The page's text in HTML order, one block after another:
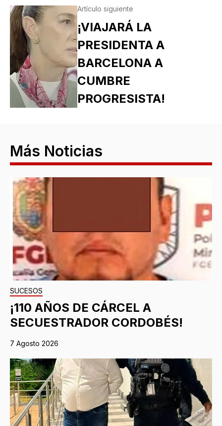
Artículo siguiente
¡VIAJARÁ LA
PRESIDENTA A
BARCELONA A
CUMBRE
PROGRESISTA!
Más Noticias
SUCESOS
¡110 AÑOS DE CÁRCEL A
SECUESTRADOR CORDOBÉS!
7 Agosto 2026